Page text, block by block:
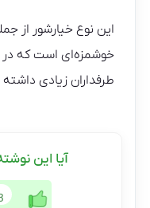
این نوع خیارشور از
خوشمزه‌ای است که در
طرفداران زیادی داشته
آیا این